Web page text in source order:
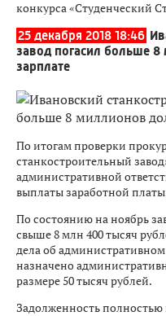
конкурса «Студенческий
25 декабря 2018 18:46
завод погасил больше
зарплате
По итогам проверки
станкостроительный
административной
выплаты заработной
По состоянию на ноябрь
свыше 8 млн 400 тысяч
дела об
назначено
размере 50 тысяч рублей.
Задолженность полностью